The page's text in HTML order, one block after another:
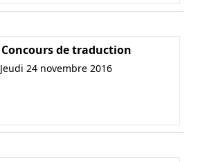
Concours de traduction
Jeudi 24 novembre 2016